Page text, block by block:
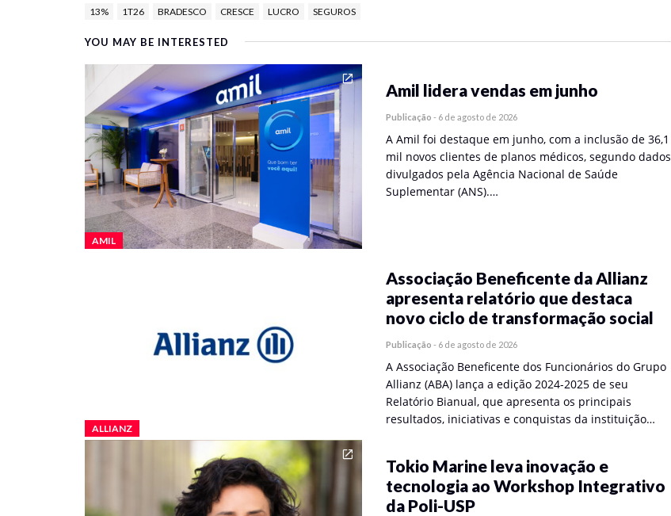
13% 1T26 BRADESCO CRESCE LUCRO SEGUROS
YOU MAY BE INTERESTED
AMIL
Amil lidera vendas em junho
Publicação - 6 de agosto de 2026
A Amil foi destaque em junho, com a inclusão de 36,1
mil novos clientes de planos médicos, segundo dados
divulgados pela Agência Nacional de Saúde
Suplementar (ANS).…
ALLIANZ
Associação Beneficente da Allianz
apresenta relatório que destaca
novo ciclo de transformação social
Publicação - 6 de agosto de 2026
A Associação Beneficente dos Funcionários do Grupo
Allianz (ABA) lança a edição 2024-2025 de seu
Relatório Bianual, que apresenta os principais
resultados, iniciativas e conquistas da instituição…
Tokio Marine leva inovação e
tecnologia ao Workshop Integrativo
da Poli-USP